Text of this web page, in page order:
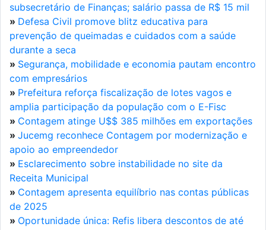
subsecretário de Finanças; salário passa de R$ 15 mil
» Defesa Civil promove blitz educativa para
prevenção de queimadas e cuidados com a saúde
durante a seca
» Segurança, mobilidade e economia pautam encontro
com empresários
» Prefeitura reforça fiscalização de lotes vagos e
amplia participação da população com o E-Fisc
» Contagem atinge U$$ 385 milhões em exportações
» Jucemg reconhece Contagem por modernização e
apoio ao empreendedor
» Esclarecimento sobre instabilidade no site da
Receita Municipal
» Contagem apresenta equilíbrio nas contas públicas
de 2025
» Oportunidade única: Refis libera descontos de até